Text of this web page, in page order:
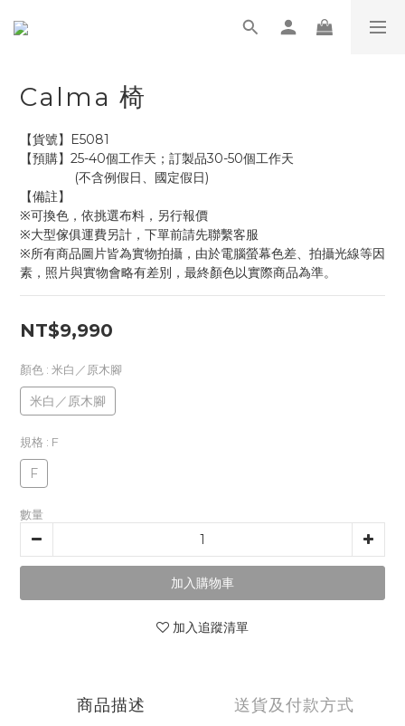
Calma 椅
【貨號】E5081
【預購】25-40個工作天；訂製品30-50個工作天
               (不含例假日、國定假日)
【備註】
※可換色，依挑選布料，另行報價
※大型傢俱運費另計，下單前請先聯繫客服
※所有商品圖片皆為實物拍攝，由於電腦螢幕色差、拍攝光線等因
素，照片與實物會略有差別，最終顏色以實際商品為準。
NT$9,990
顏色 : 米白／原木腳
米白／原木腳
規格 : F
F
數量
加入購物車
加入追蹤清單
商品描述 送貨及付款方式